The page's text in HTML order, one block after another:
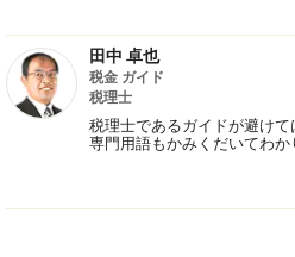
田中 卓也
税金 ガイド
税理士
税理士であるガイドが避けて
専門用語もかみくだいてわか